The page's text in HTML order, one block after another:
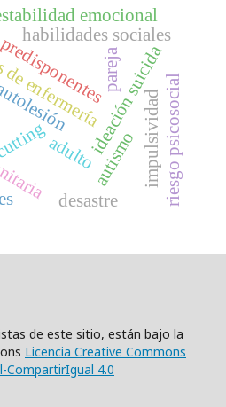
enfermeríaideación suicida
emocional
impulsividad
habilidades sociales
autismo
adulto
pareja
riesgo psicosocial
desastre
de este sitio, están bajo la
Licencia Creative Commons
CompartirIgual 4.0